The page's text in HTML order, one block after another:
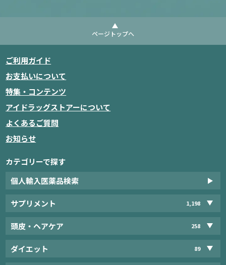
ページトップへ
ご利用ガイド
お支払いについて
特集・コンテンツ
アイドラッグストアーについて
よくあるご質問
お知らせ
カテゴリーで探す
個人輸入医薬品検索
サプリメント 1,198
頭皮・ヘアケア 258
ダイエット 89